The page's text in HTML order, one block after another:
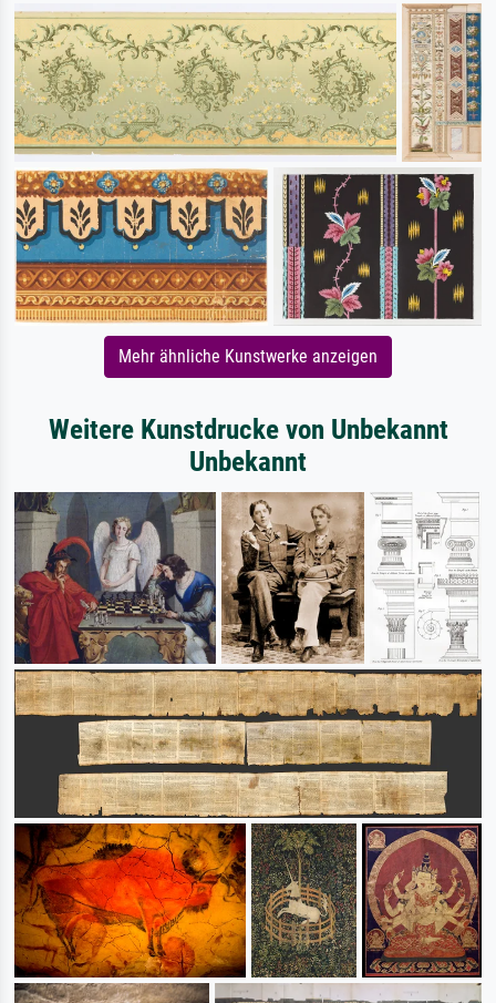
Mehr ähnliche Kunstwerke anzeigen
Weitere Kunstdrucke von Unbekannt
Unbekannt